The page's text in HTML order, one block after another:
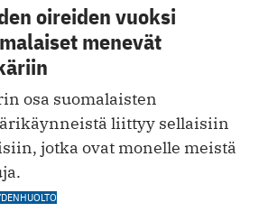
oireiden vuoksi
menevät
osa suomalaisten
liittyy sellaisiin
jotka ovat monelle meistä